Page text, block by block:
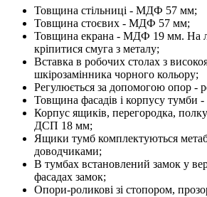
Товщина стільниці - МДФ 57 мм;
Товщина стоєвих - МДФ 57 мм;
Товщина екрана - МДФ 19 мм. На
кріпитися смуга з металу;
Вставка в робочих столах з
шкірозамінника чорного кольору;
Регулюється за допомогою опор -
Товщина фасадів і корпусу
Корпус ящиків, перегородка,
ДСП 18 мм;
Ящики тумб комплектуються
доводчиками;
В тумбах встановлений замок у
фасадах замок;
Опори-роликові зі стопором,